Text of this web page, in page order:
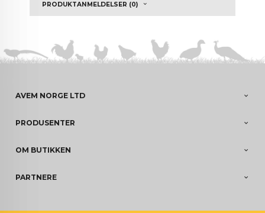
PRODUKTANMELDELSER (0)
AVEM NORGE LTD
PRODUSENTER
OM BUTIKKEN
PARTNERE